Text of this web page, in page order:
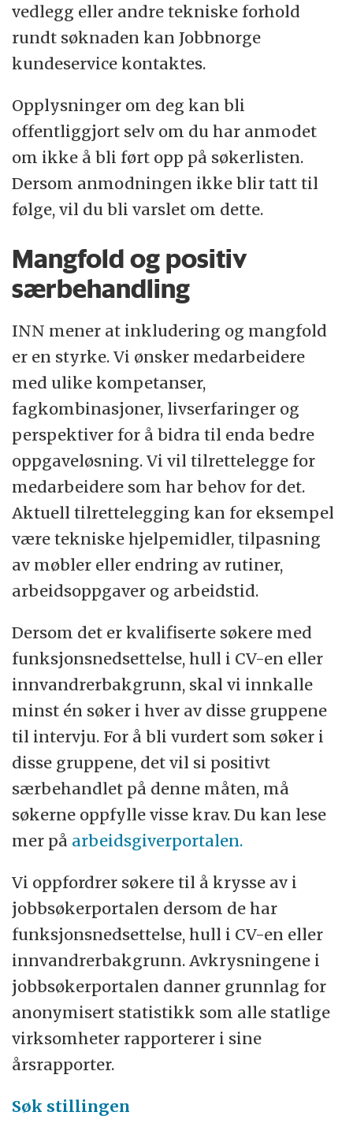
vedlegg eller andre tekniske forhold
rundt søknaden kan Jobbnorge
kundeservice kontaktes.
Opplysninger om deg kan bli
offentliggjort selv om du har anmodet
om ikke å bli ført opp på søkerlisten.
Dersom anmodningen ikke blir tatt til
følge, vil du bli varslet om dette.
Mangfold og positiv
særbehandling
INN mener at inkludering og mangfold
er en styrke. Vi ønsker medarbeidere
med ulike kompetanser,
fagkombinasjoner, livserfaringer og
perspektiver for å bidra til enda bedre
oppgaveløsning. Vi vil tilrettelegge for
medarbeidere som har behov for det.
Aktuell tilrettelegging kan for eksempel
være tekniske hjelpemidler, tilpasning
av møbler eller endring av rutiner,
arbeidsoppgaver og arbeidstid.
Dersom det er kvalifiserte søkere med
funksjonsnedsettelse, hull i CV-en eller
innvandrerbakgrunn, skal vi innkalle
minst én søker i hver av disse gruppene
til intervju. For å bli vurdert som søker i
disse gruppene, det vil si positivt
særbehandlet på denne måten, må
søkerne oppfylle visse krav. Du kan lese
mer på arbeidsgiverportalen.
Vi oppfordrer søkere til å krysse av i
jobbsøkerportalen dersom de har
funksjonsnedsettelse, hull i CV-en eller
innvandrerbakgrunn. Avkrysningene i
jobbsøkerportalen danner grunnlag for
anonymisert statistikk som alle statlige
virksomheter rapporterer i sine
årsrapporter.
Søk stillingen